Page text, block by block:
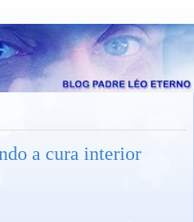
a cura interior